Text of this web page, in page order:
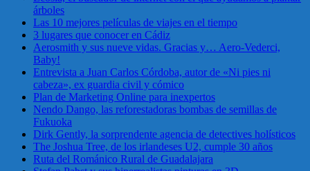
árboles
Las 10 mejores películas de viajes en el tiempo
3 lugares que conocer en Cádiz
Aerosmith y sus nueve vidas. Gracias y… Aero-Vederci,
Baby!
Entrevista a Juan Carlos Córdoba, autor de «Ni pies ni
cabeza», ex guardia civil y cómico
Plan de Marketing Online para inexpertos
Nendo Dango, las reforestadoras bombas de semillas de
Fukuoka
Dirk Gently, la sorprendente agencia de detectives holísticos
The Joshua Tree, de los irlandeses U2, cumple 30 años
Ruta del Románico Rural de Guadalajara